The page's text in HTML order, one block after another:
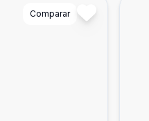
Comparar